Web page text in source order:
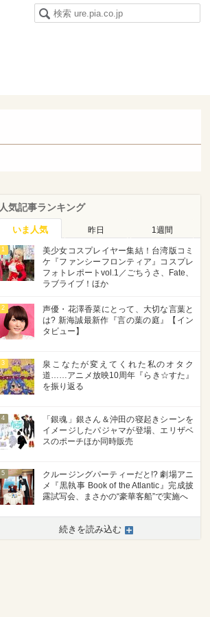
人気記事ランキング
いま人気 昨日 1週間
1
美少女コスプレイヤー集結！台湾版コミ
ケ『ファンシーフロンティア』コスプレ
フォトレポートvol.1／ごちうさ、Fate、
ラブライブ！ほか
2
声優・花澤香菜にとって、大切な言葉と
は? 新海誠最新作『言の葉の庭』【イン
タビュー】
3
泉こなたが変えてくれた私のオタク
道……アニメ放映10周年『らき☆すた』
を振り返る
4
「銀魂」銀さん＆沖田の寝起きシーンを
イメージしたパジャマが登場、エリザベ
スのポーチほか同時販売
5
クルージングパーティーだと!? 劇場アニ
メ『黒執事 Book of the Atlantic』完成披
露試写会、まさかの“豪華客船”で実施へ
続きを読み込む